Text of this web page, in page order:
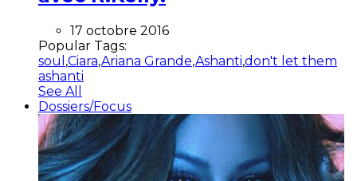
17 octobre 2016
Popular Tags:
soul ,Ciara,Ariana Grande,Ashanti,don't let them
ashanti
See All
Dossiers/Focus